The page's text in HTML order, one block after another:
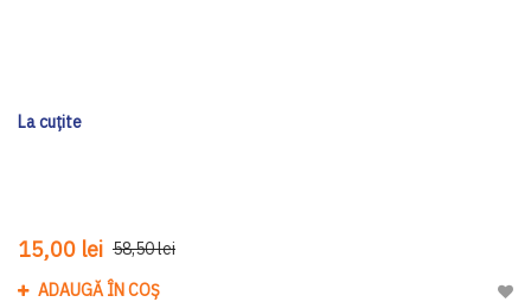
La cuțite
15,00 lei 58,50 lei
ADAUGĂ ÎN COȘ